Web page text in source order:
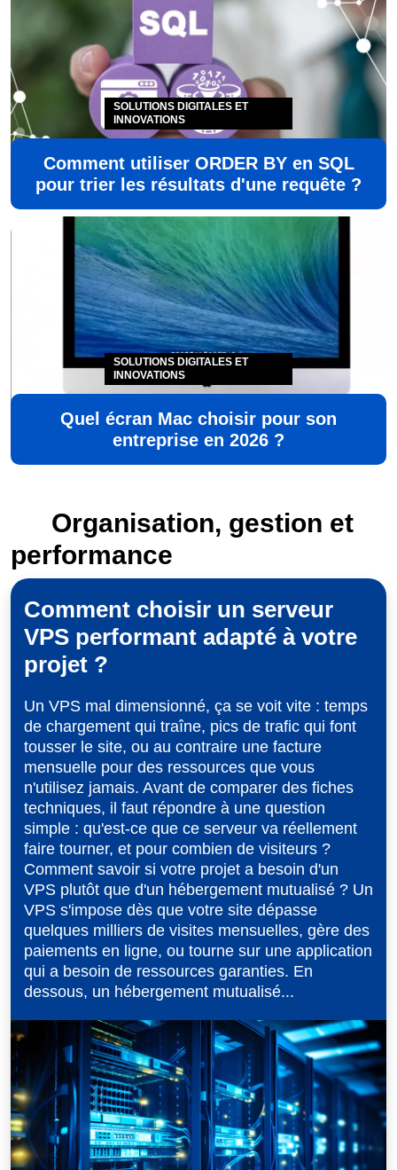
SOLUTIONS DIGITALES ET
INNOVATIONS
Comment utiliser ORDER BY en SQL
pour trier les résultats d'une requête ?
SOLUTIONS DIGITALES ET
INNOVATIONS
Quel écran Mac choisir pour son
entreprise en 2026 ?
Organisation, gestion et
performance
Comment choisir un serveur
VPS performant adapté à votre
projet ?
Un VPS mal dimensionné, ça se voit vite : temps
de chargement qui traîne, pics de trafic qui font
tousser le site, ou au contraire une facture
mensuelle pour des ressources que vous
n'utilisez jamais. Avant de comparer des fiches
techniques, il faut répondre à une question
simple : qu'est-ce que ce serveur va réellement
faire tourner, et pour combien de visiteurs ?
Comment savoir si votre projet a besoin d'un
VPS plutôt que d'un hébergement mutualisé ? Un
VPS s'impose dès que votre site dépasse
quelques milliers de visites mensuelles, gère des
paiements en ligne, ou tourne sur une application
qui a besoin de ressources garanties. En
dessous, un hébergement mutualisé...